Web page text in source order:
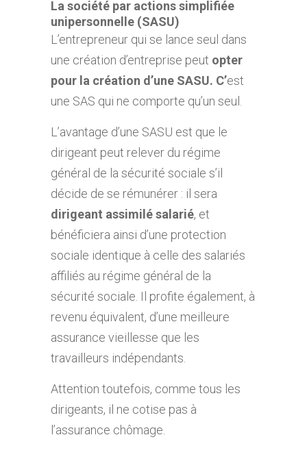
La société par actions simplifiée
unipersonnelle (SASU)
L’entrepreneur qui se lance seul dans
une création d’entreprise peut opter
pour la création d’une SASU. C’est
une SAS qui ne comporte qu’un seul.
L’avantage d’une SASU est que le
dirigeant peut relever du régime
général de la sécurité sociale s’il
décide de se rémunérer : il sera
dirigeant assimilé salarié, et
bénéficiera ainsi d’une protection
sociale identique à celle des salariés
affiliés au régime général de la
sécurité sociale. Il profite également, à
revenu équivalent, d’une meilleure
assurance vieillesse que les
travailleurs indépendants.
Attention toutefois, comme tous les
dirigeants, il ne cotise pas à
l’assurance chômage.